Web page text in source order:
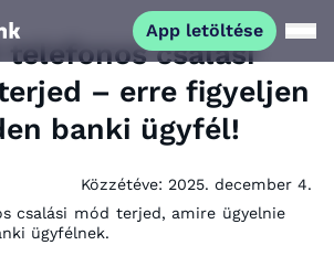
App letöltése
telefonos csalási
– erre figyeljen
banki ügyfél!
Közzétéve: 2025. december 4.
csalási mód terjed, amire ügyelnie
ügyfélnek.